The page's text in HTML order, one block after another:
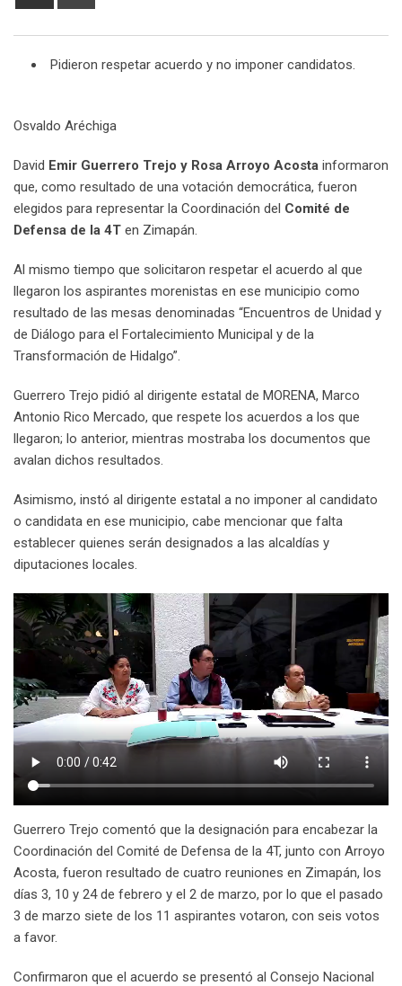
Pidieron respetar acuerdo y no imponer candidatos.
Osvaldo Aréchiga
David Emir Guerrero Trejo y Rosa Arroyo Acosta informaron
que, como resultado de una votación democrática, fueron
elegidos para representar la Coordinación del Comité de
Defensa de la 4T en Zimapán.
Al mismo tiempo que solicitaron respetar el acuerdo al que
llegaron los aspirantes morenistas en ese municipio como
resultado de las mesas denominadas “Encuentros de Unidad y
de Diálogo para el Fortalecimiento Municipal y de la
Transformación de Hidalgo”.
Guerrero Trejo pidió al dirigente estatal de MORENA, Marco
Antonio Rico Mercado, que respete los acuerdos a los que
llegaron; lo anterior, mientras mostraba los documentos que
avalan dichos resultados.
Asimismo, instó al dirigente estatal a no imponer al candidato
o candidata en ese municipio, cabe mencionar que falta
establecer quienes serán designados a las alcaldías y
diputaciones locales.
Guerrero Trejo comentó que la designación para encabezar la
Coordinación del Comité de Defensa de la 4T, junto con Arroyo
Acosta, fueron resultado de cuatro reuniones en Zimapán, los
días 3, 10 y 24 de febrero y el 2 de marzo, por lo que el pasado
3 de marzo siete de los 11 aspirantes votaron, con seis votos
a favor.
Confirmaron que el acuerdo se presentó al Consejo Nacional